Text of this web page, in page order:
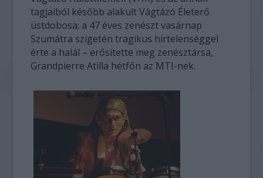
tagjaiból később alakult Vágtázó Életerő
üstdobosa; a 47 éves zenészt vasárnap
Szumátra szigetén tragikus hirtelenséggel
érte a halál – erősítette meg zenésztársa,
Grandpierre Atilla hétfőn az MTI-nek.